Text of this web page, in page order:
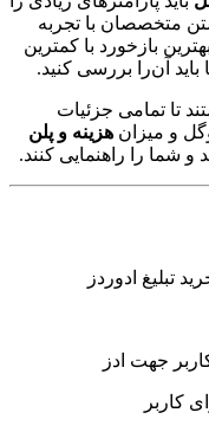
متخصصان با تجربه
بازخورد با کمترین
آن‌را بررسی کنید.
تا تمامی جزئیات
و میزان هزینه و پلن
و شما را راهنمایی کنند.
تبلیغ ادوردز
جهت ادز
کاربر